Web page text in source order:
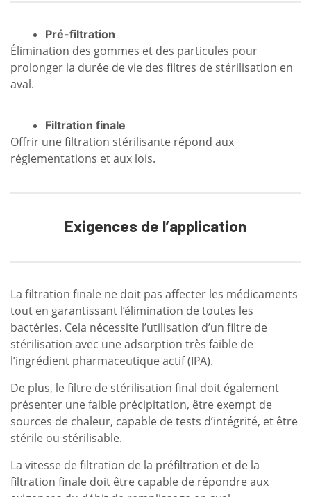
Pré-filtration
Élimination des gommes et des particules pour
prolonger la durée de vie des filtres de stérilisation en
aval.
Filtration finale
Offrir une filtration stérilisante répond aux
réglementations et aux lois.
Exigences de l’application
La filtration finale ne doit pas affecter les médicaments
tout en garantissant l’élimination de toutes les
bactéries. Cela nécessite l’utilisation d’un filtre de
stérilisation avec une adsorption très faible de
l’ingrédient pharmaceutique actif (IPA).
De plus, le filtre de stérilisation final doit également
présenter une faible précipitation, être exempt de
sources de chaleur, capable de tests d’intégrité, et être
stérile ou stérilisable.
La vitesse de filtration de la préfiltration et de la
filtration finale doit être capable de répondre aux